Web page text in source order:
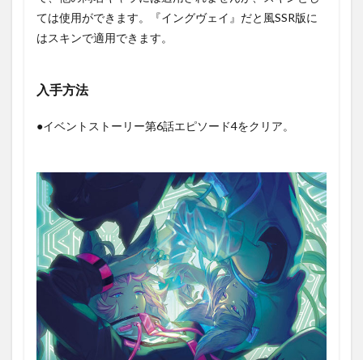
ては使用ができます。『イングヴェイ』だと風SSR版に
はスキンで適用できます。
入手方法
●イベントストーリー第6話エピソード4をクリア。